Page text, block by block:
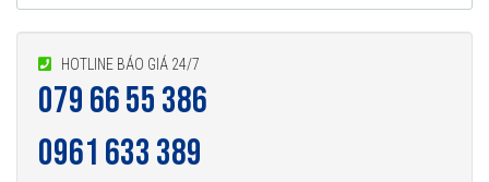
HOTLINE BÁO GIÁ 24/7
079 66 55 386
0961 633 389